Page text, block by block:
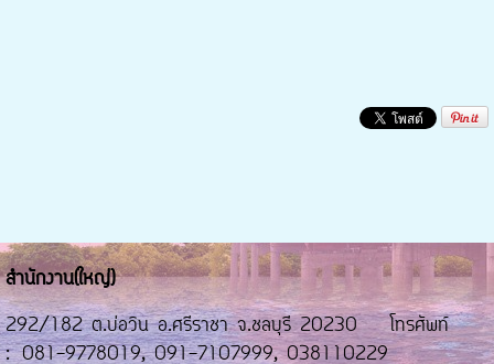
สำนักงาน(ใหญ่)
292/182 ต.บ่อวิน อ.ศรีราชา จ.ชลบุรี 20230 โทรศัพท์
: 081-9778019, 091-7107999, 038110229